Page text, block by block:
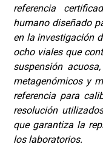
referencia
humano diseñado
en la investigación
ocho viales que
suspensión
metagenómicos y
referencia para
resolución
que garantiza la
los laboratorios.